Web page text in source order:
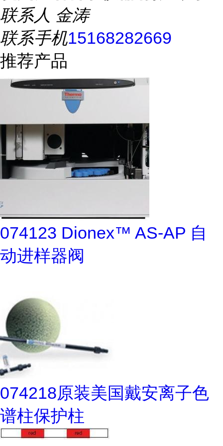
联系人 金涛
联系手机15168282669
推荐产品
074123 Dionex™ AS-AP 自
动进样器阀
074218原装美国戴安离子色
谱柱保护柱